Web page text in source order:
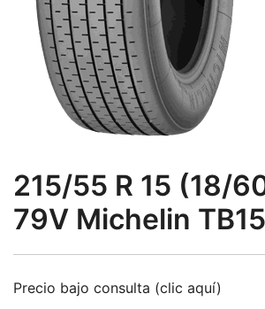
215/55 R 15 (18/
79V Michelin
Precio bajo consulta (clic aquí)